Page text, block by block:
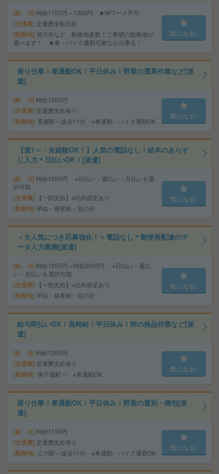
給 与 時給1150円～1350円 ★Wワーク不可
交通費 交通費全額支給
勤務地 旭川市など…勤務地多数！ご希望の勤務地が
選べます！ ★車・バイク通勤可能なお仕事も！
気になる!
座り仕事！車通勤OK！平日休み！野菜の選果作業など[派
遣]
給 与 時給1300円
交通費 交通費支給有り
勤務地 長都駅～徒歩11分 ※車通勤・バイク通勤OK
気になる!
【週1～・未経験OK！】人気の電話なし！絵本のあらす
じ入力＊日払いOK！[派遣]
給 与 時給1650円 ※日払い・週払い・月払いを選
択可能
交通費 【一部支給】※社内規定あり
勤務地 琴似・発寒南・宮の沢
気になる!
＜大人気につき応募強化！＞電話なし＊郵便再配達のデ
ータ入力業務[派遣]
給 与 時給1650円～時給2000円 ※日払い・週払
い・月払いを選択可能
交通費 【一部支給】※社内規定あり
勤務地 琴似・発寒南・宮の沢
気になる!
給与即払いOK！高時給！平日休み！卵の検品作業など[派
遣]
給 与 時給1200円
交通費 交通費支給有り
勤務地 南千歳駅～ ※車通勤OK
気になる!
座り仕事！車通勤OK！平日休み！野菜の選別・梱包[派
遣]
給 与 時給1150円
交通費 交通費支給有り
勤務地 三川駅～徒歩11分 ※車通勤・バイク通勤OK
気になる!